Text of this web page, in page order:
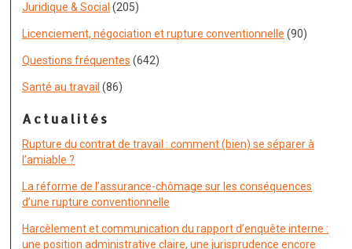
Juridique & Social (205)
Licenciement, négociation et rupture conventionnelle (90)
Questions fréquentes (642)
Santé au travail (86)
Actualités
Rupture du contrat de travail : comment (bien) se séparer à
l’amiable ?
La réforme de l’assurance-chômage sur les conséquences
d’une rupture conventionnelle
Harcèlement et communication du rapport d’enquête interne :
une position administrative claire, une jurisprudence encore